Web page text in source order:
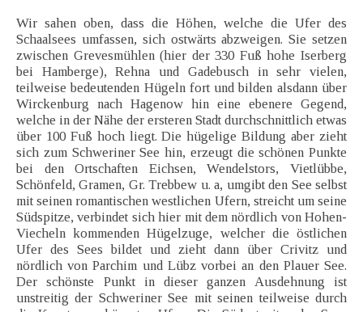
Wir sahen oben, dass die Höhen, welche die Ufer des
Schaalsees umfassen, sich ostwärts abzweigen. Sie setzen
zwischen Grevesmühlen (hier der 330 Fuß hohe Iserberg
bei Hamberge), Rehna und Gadebusch in sehr vielen,
teilweise bedeutenden Hügeln fort und bilden alsdann über
Wirckenburg nach Hagenow hin eine ebenere Gegend,
welche in der Nähe der ersteren Stadt durchschnittlich etwas
über 100 Fuß hoch liegt. Die hügelige Bildung aber zieht
sich zum Schweriner See hin, erzeugt die schönen Punkte
bei den Ortschaften Eichsen, Wendelstors, Vietlübbe,
Schönfeld, Gramen, Gr. Trebbew u. a, umgibt den See selbst
mit seinen romantischen westlichen Ufern, streicht um seine
Südspitze, verbindet sich hier mit dem nördlich von Hohen-
Viecheln kommenden Hügelzuge, welcher die östlichen
Ufer des Sees bildet und zieht dann über Crivitz und
nördlich von Parchim und Lübz vorbei an den Plauer See.
Der schönste Punkt in dieser ganzen Ausdehnung ist
unstreitig der Schweriner See mit seinen teilweise durch